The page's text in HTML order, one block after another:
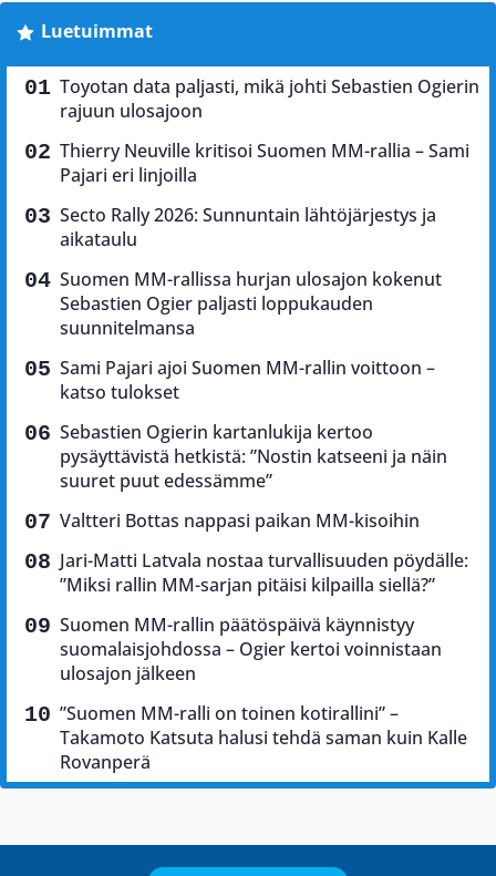
Luetuimmat
Toyotan data paljasti, mikä johti Sebastien Ogierin
rajuun ulosajoon
Thierry Neuville kritisoi Suomen MM-rallia – Sami
Pajari eri linjoilla
Secto Rally 2026: Sunnuntain lähtöjärjestys ja
aikataulu
Suomen MM-rallissa hurjan ulosajon kokenut
Sebastien Ogier paljasti loppukauden
suunnitelmansa
Sami Pajari ajoi Suomen MM-rallin voittoon –
katso tulokset
Sebastien Ogierin kartanlukija kertoo
pysäyttävistä hetkistä: ”Nostin katseeni ja näin
suuret puut edessämme”
Valtteri Bottas nappasi paikan MM-kisoihin
Jari-Matti Latvala nostaa turvallisuuden pöydälle:
”Miksi rallin MM-sarjan pitäisi kilpailla siellä?”
Suomen MM-rallin päätöspäivä käynnistyy
suomalaisjohdossa – Ogier kertoi voinnistaan
ulosajon jälkeen
”Suomen MM-ralli on toinen kotirallini” –
Takamoto Katsuta halusi tehdä saman kuin Kalle
Rovanperä